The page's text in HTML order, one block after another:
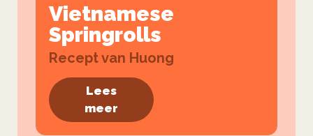
Vietnamese
Springrolls
Recept van Huong
Lees
meer